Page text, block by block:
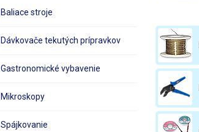
Baliace stroje
Dávkovače tekutých prípravkov
Gastronomické vybavenie
Mikroskopy
Spájkovanie